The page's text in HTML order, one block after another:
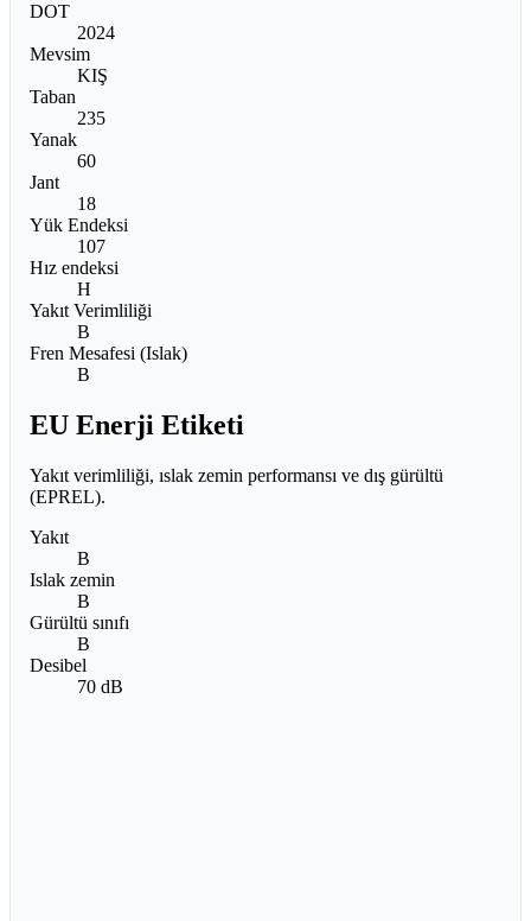
DOT
2024
Mevsim
KIŞ
Taban
235
Yanak
60
Jant
18
Yük Endeksi
107
Hız endeksi
H
Yakıt Verimliliği
B
Fren Mesafesi (Islak)
B
EU Enerji Etiketi
Yakıt verimliliği, ıslak zemin performansı ve dış gürültü
(EPREL).
Yakıt
B
Islak zemin
B
Gürültü sınıfı
B
Desibel
70 dB